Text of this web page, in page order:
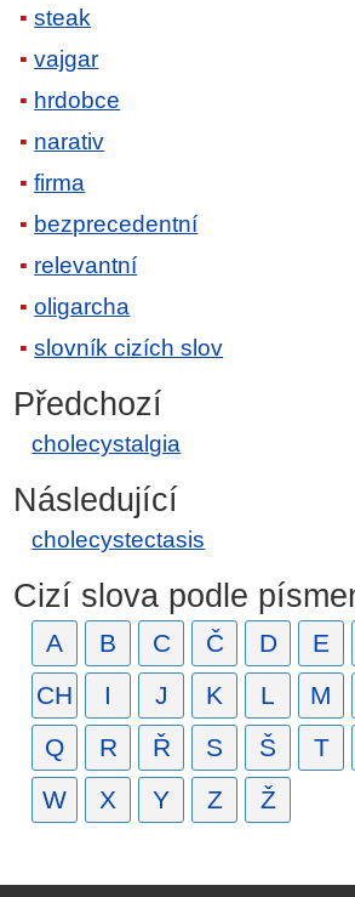
steak
vajgar
hrdobce
narativ
firma
bezprecedentní
relevantní
oligarcha
slovník cizích slov
Předchozí
cholecystalgia
Následující
cholecystectasis
Cizí slova podle
A B C Č D E
CH
I J K L M
Q
R Ř S Š T
W
X Y Z Ž